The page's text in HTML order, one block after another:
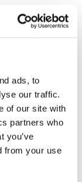
ads, to
our traffic.
of our site with
partners who
you’ve
from your use